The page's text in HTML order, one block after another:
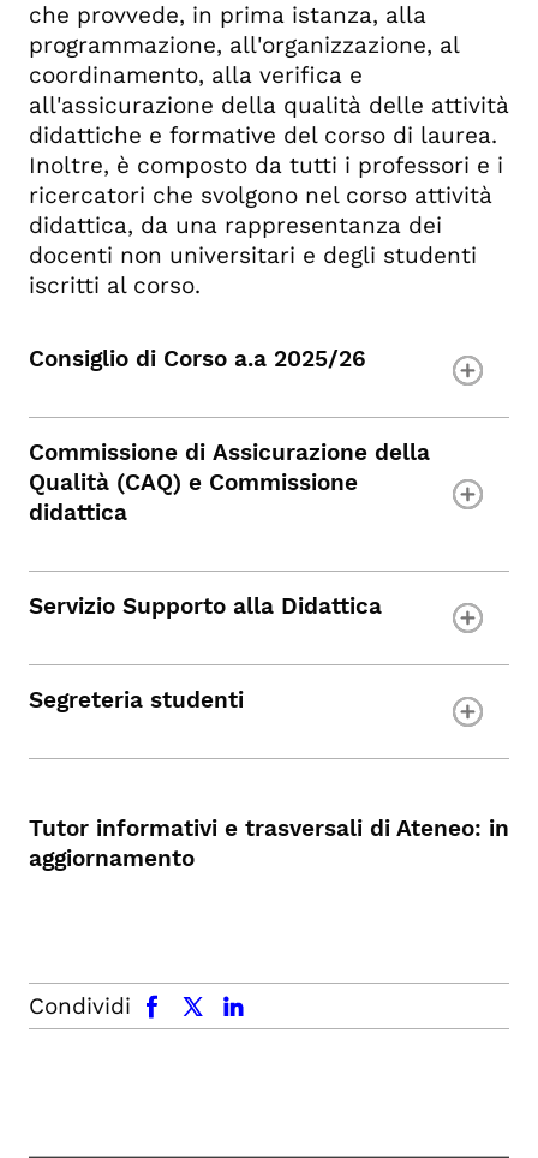
che provvede, in prima istanza, alla
programmazione, all'organizzazione, al
coordinamento, alla verifica e
all'assicurazione della qualità delle attività
didattiche e formative del corso di laurea.
Inoltre, è composto da tutti i professori e i
ricercatori che svolgono nel corso attività
didattica, da una rappresentanza dei
docenti non universitari e degli studenti
iscritti al corso.
Consiglio di Corso a.a 2025/26
Commissione di Assicurazione della
Qualità (CAQ) e Commissione
didattica
Servizio Supporto alla Didattica
Segreteria studenti
Tutor informativi e trasversali di Ateneo: in
aggiornamento
Condividi
facebook x.com linkedin